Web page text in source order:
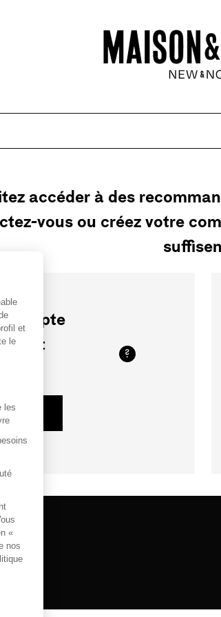
accéder à des
vous ou créez votre
compte
?
et
le
les
«
nos